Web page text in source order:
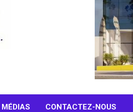
MÉDIAS CONTACTEZ-NOUS